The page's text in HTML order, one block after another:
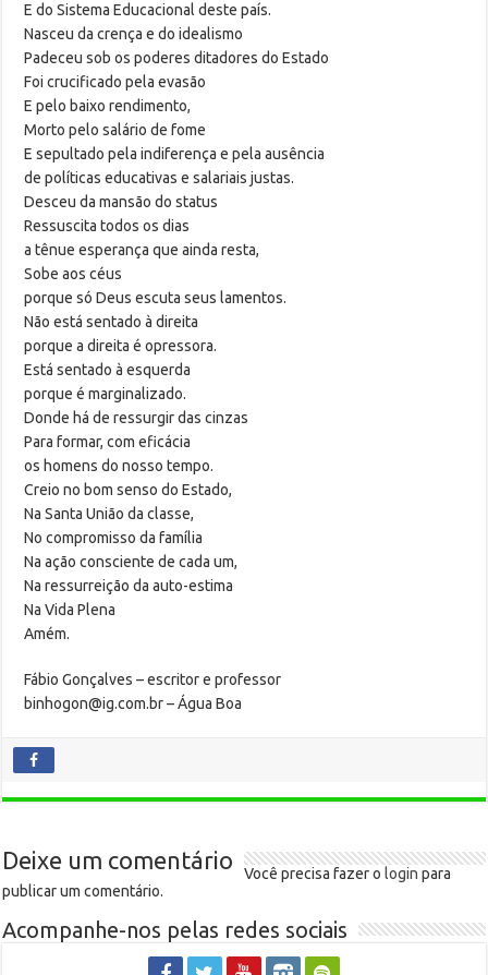
E do Sistema Educacional deste país.
Nasceu da crença e do idealismo
Padeceu sob os poderes ditadores do Estado
Foi crucificado pela evasão
E pelo baixo rendimento,
Morto pelo salário de fome
E sepultado pela indiferença e pela ausência
de políticas educativas e salariais justas.
Desceu da mansão do status
Ressuscita todos os dias
a tênue esperança que ainda resta,
Sobe aos céus
porque só Deus escuta seus lamentos.
Não está sentado à direita
porque a direita é opressora.
Está sentado à esquerda
porque é marginalizado.
Donde há de ressurgir das cinzas
Para formar, com eficácia
os homens do nosso tempo.
Creio no bom senso do Estado,
Na Santa União da classe,
No compromisso da família
Na ação consciente de cada um,
Na ressurreição da auto-estima
Na Vida Plena
Amém.
Fábio Gonçalves – escritor e professor
binhogon@ig.com.br – Água Boa
Deixe um comentário Você precisa fazer o login para
publicar um comentário.
Acompanhe-nos pelas redes sociais